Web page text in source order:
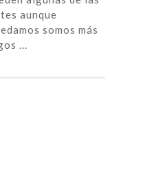
aunque
somos más
...